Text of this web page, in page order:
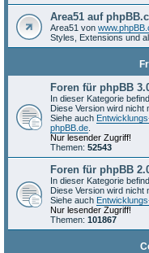
Area51 auf
Area51 von
Styles, Extensions und
Foren für phpBB
In dieser Kategorie
Diese Version wird nicht
Siehe auch
phpBB.de
Nur lesender Zugriff!
Themen: 52543
Foren für phpBB
In dieser Kategorie
Diese Version wird nicht
Siehe auch
Nur lesender Zugriff!
Themen: 101867